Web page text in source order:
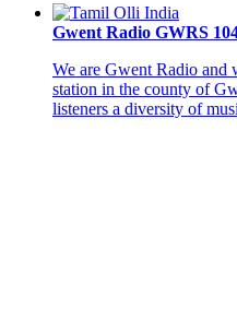
Gwent Radio GWRS
We are Gwent Radio and
station in the county of
listeners a diversity of